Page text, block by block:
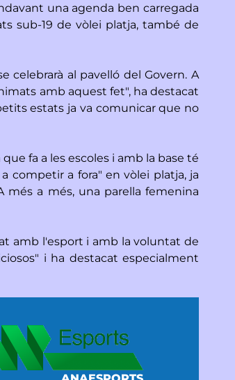
una agenda ben carregada
sub-19 de vòlei platja, també de
al pavelló del Govern. A
amb aquest fet", ha destacat
estats ja va comunicar que no
fa a les escoles i amb la base té
competir a fora" en vòlei platja, ja
més a més, una parella femenina
amb l'esport i amb la voluntat de
i ha destacat especialment